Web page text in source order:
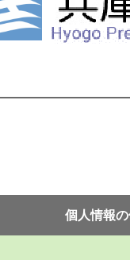
個⼈情報